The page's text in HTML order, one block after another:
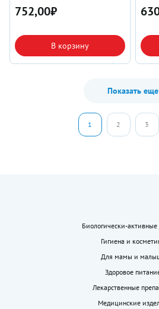
752,00₽
В корзину
Показать еще
1 2 3
Биологически-активные
Гигиена и
Для мамы и
Здоровое
Лекарственные
Медицинские